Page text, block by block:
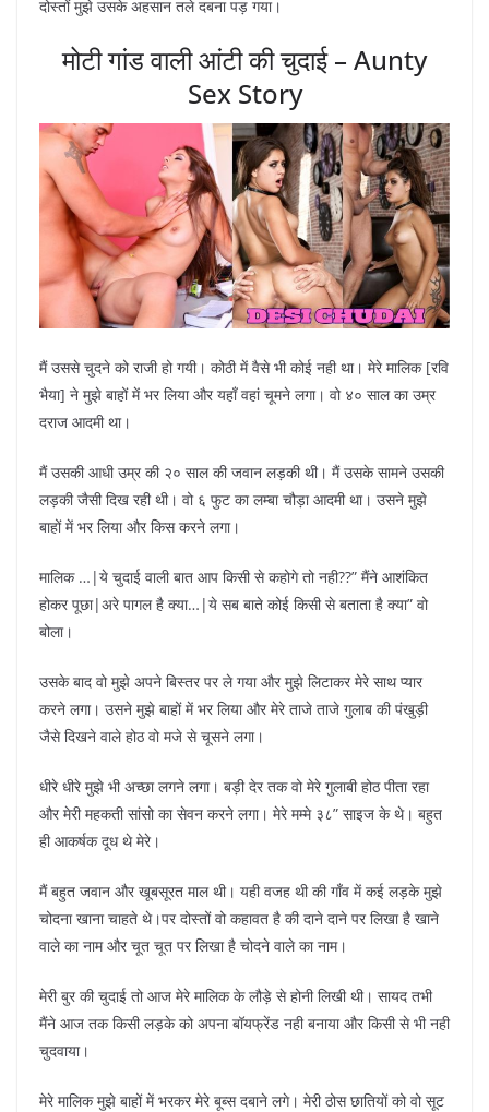
दोस्तों मुझे उसके अहसान तले दबना पड़ गया।
मोटी गांड वाली आंटी की चुदाई – Aunty
Sex Story
मैं उससे चुदने को राजी हो गयी। कोठी में वैसे भी कोई नही था। मेरे मालिक [रवि
भैया] ने मुझे बाहों में भर लिया और यहाँ वहां चूमने लगा। वो ४० साल का उम्र
दराज आदमी था।
मैं उसकी आधी उम्र की २० साल की जवान लड़की थी। मैं उसके सामने उसकी
लड़की जैसी दिख रही थी। वो ६ फुट का लम्बा चौड़ा आदमी था। उसने मुझे
बाहों में भर लिया और किस करने लगा।
मालिक …|ये चुदाई वाली बात आप किसी से कहोगे तो नही??” मैंने आशंकित
होकर पूछा|अरे पागल है क्या…|ये सब बाते कोई किसी से बताता है क्या” वो
बोला।
उसके बाद वो मुझे अपने बिस्तर पर ले गया और मुझे लिटाकर मेरे साथ प्यार
करने लगा। उसने मुझे बाहों में भर लिया और मेरे ताजे ताजे गुलाब की पंखुड़ी
जैसे दिखने वाले होठ वो मजे से चूसने लगा।
धीरे धीरे मुझे भी अच्छा लगने लगा। बड़ी देर तक वो मेरे गुलाबी होठ पीता रहा
और मेरी महकती सांसो का सेवन करने लगा। मेरे मम्मे ३८” साइज के थे। बहुत
ही आकर्षक दूध थे मेरे।
मैं बहुत जवान और खूबसूरत माल थी। यही वजह थी की गाँव में कई लड़के मुझे
चोदना खाना चाहते थे।पर दोस्तों वो कहावत है की दाने दाने पर लिखा है खाने
वाले का नाम और चूत चूत पर लिखा है चोदने वाले का नाम।
मेरी बुर की चुदाई तो आज मेरे मालिक के लौड़े से होनी लिखी थी। सायद तभी
मैंने आज तक किसी लड़के को अपना बॉयफ्रेंड नही बनाया और किसी से भी नही
चुदवाया।
मेरे मालिक मुझे बाहों में भरकर मेरे बूब्स दबाने लगे। मेरी ठोस छातियों को वो सूट